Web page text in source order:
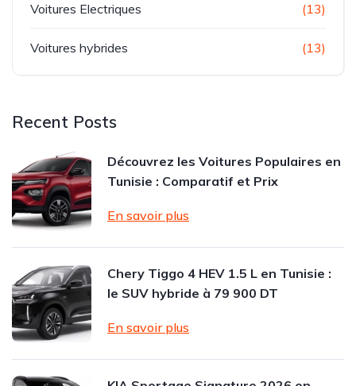
Voitures Electriques (13)
Voitures hybrides (13)
Recent Posts
Découvrez les Voitures Populaires en
Tunisie : Comparatif et Prix
En savoir plus
Chery Tiggo 4 HEV 1.5 L en Tunisie :
le SUV hybride à 79 900 DT
En savoir plus